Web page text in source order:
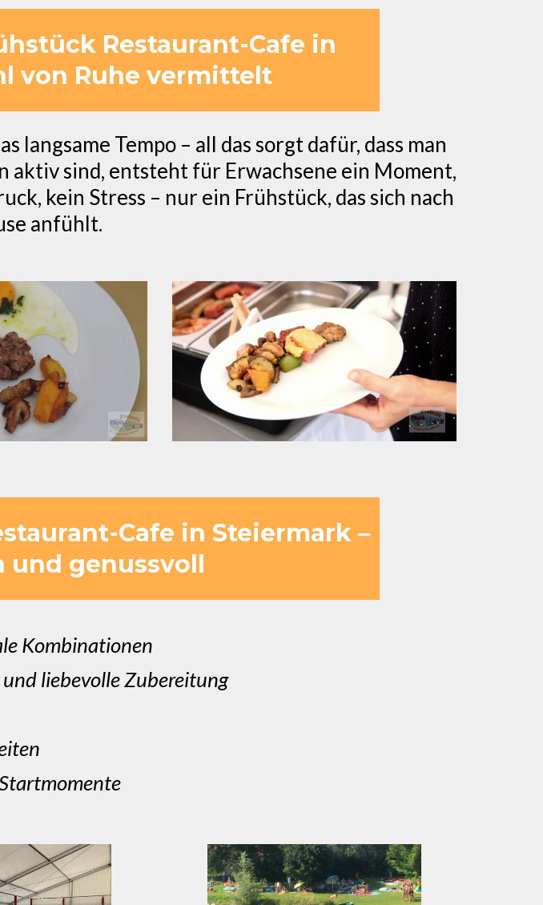
Restaurant-Cafe in
von Ruhe vermittelt
langsame Tempo – all das sorgt dafür, dass man
sind, entsteht für Erwachsene ein Moment,
kein Stress – nur ein Frühstück, das sich nach
anfühlt.
Cafe in Steiermark –
genussvoll
Kombinationen
liebevolle Zubereitung